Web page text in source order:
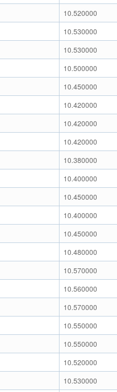
10.520000
10.530000
10.530000
10.500000
10.450000
10.420000
10.420000
10.420000
10.380000
10.400000
10.450000
10.400000
10.450000
10.480000
10.570000
10.560000
10.570000
10.550000
10.550000
10.520000
10.530000